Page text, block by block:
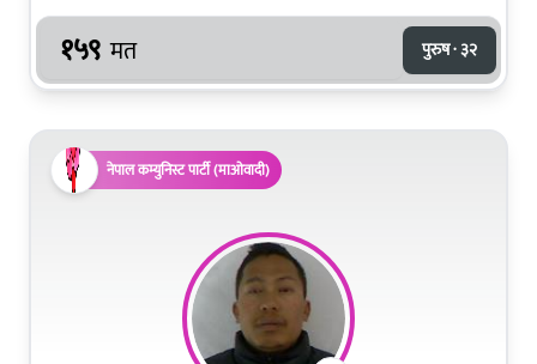
१५९ मत पुरुष · ३२
नेपाल कम्युनिस्ट पार्टी (माओवादी)